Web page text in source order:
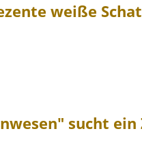
weiße
sucht ein